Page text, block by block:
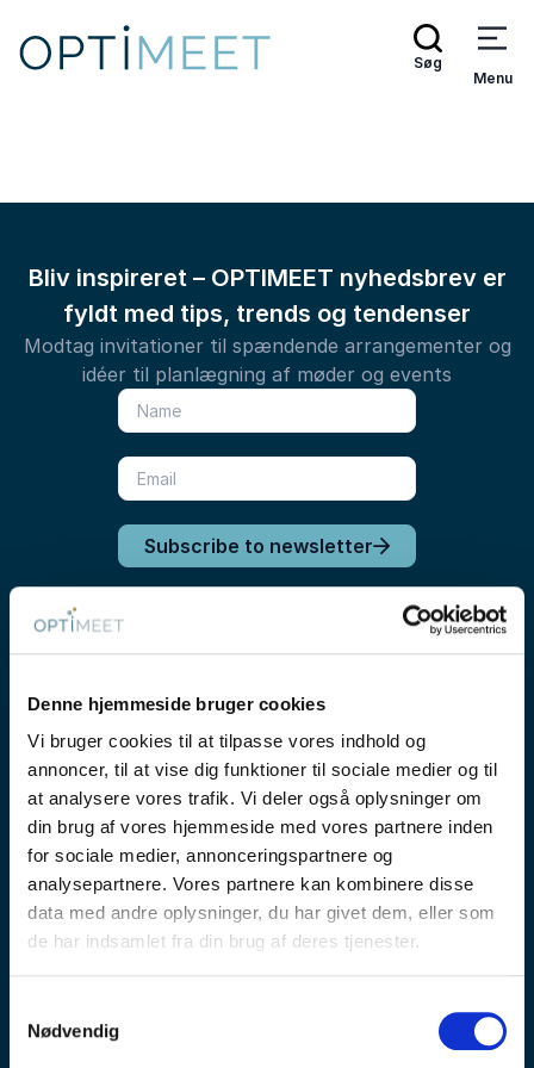
Denne hjemmeside bruger cookies
Vi bruger cookies til at tilpasse vores indhold og
annoncer, til at vise dig funktioner til sociale medier og til
at analysere vores trafik. Vi deler også oplysninger om
din brug af vores hjemmeside med vores partnere inden
for sociale medier, annonceringspartnere og
analysepartnere. Vores partnere kan kombinere disse
data med andre oplysninger, du har givet dem, eller som
de har indsamlet fra din brug af deres tjenester.
Nødvendig
Søg
Menu
Bliv inspireret – OPTIMEET nyhedsbrev er
fyldt med tips, trends og tendenser
Modtag invitationer til spændende arrangementer og
idéer til planlægning af møder og events
Subscribe to newsletter
OPTIMEET er Skandinaviens største internationale
markedsplads for møde- og eventbranchen.
Vi skaber viden, værdi og relationer ved at forbinde
møde- og eventindkøbere i virksomheder og
bred vifte af fysiske og digitale aktiviteter - fra